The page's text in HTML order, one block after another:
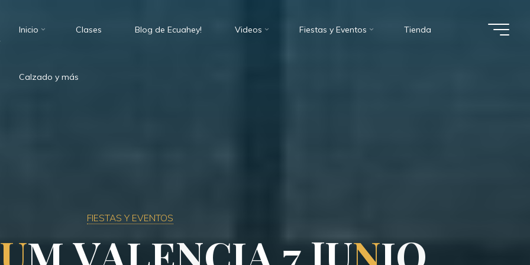
Inicio Clases Blog de Ecuahey! Videos Fiestas y Eventos Tienda
Calzado y más
FIESTAS Y EVENTOS